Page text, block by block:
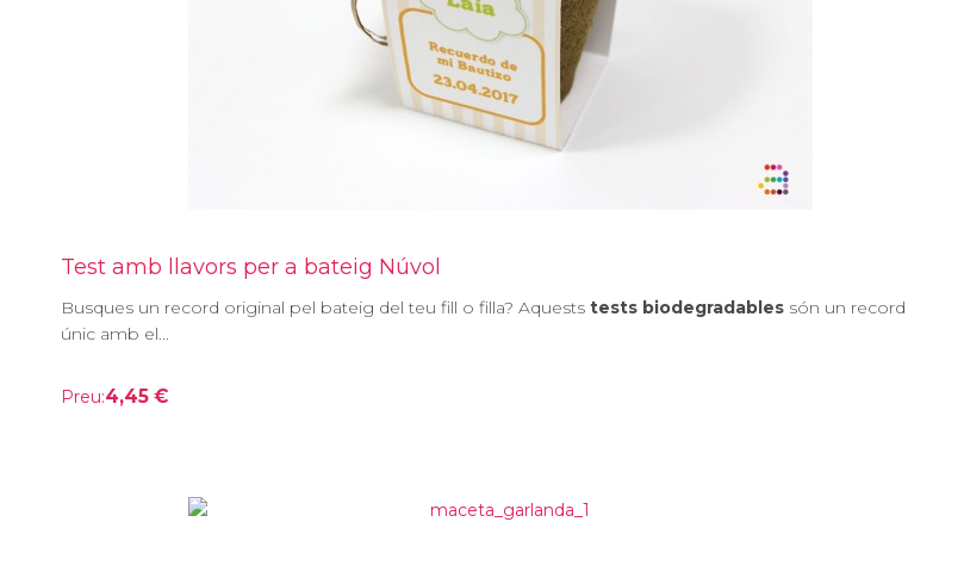
Test amb llavors per a bateig Núvol
Busques un record original pel bateig del teu fill o filla? Aquests tests biodegradablessón un record
únic amb el...
Preu:4,45 €